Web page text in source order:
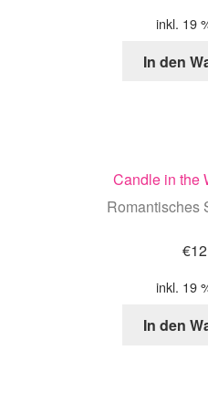
inkl. 19
In den
Candle in the
Romantisches
€
inkl. 19
In den